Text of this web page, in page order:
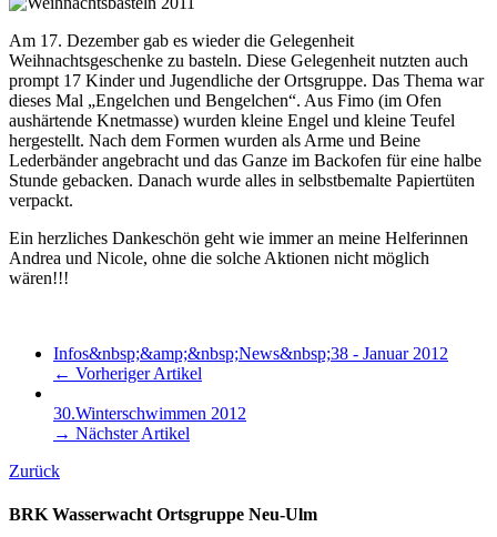
Am 17. Dezember gab es wieder die Gelegenheit
Weihnachtsgeschenke zu basteln. Diese Gelegenheit nutzten auch
prompt 17 Kinder und Jugendliche der Ortsgruppe. Das Thema war
dieses Mal „Engelchen und Bengelchen“. Aus Fimo (im Ofen
aushärtende Knetmasse) wurden kleine Engel und kleine Teufel
hergestellt. Nach dem Formen wurden als Arme und Beine
Lederbänder angebracht und das Ganze im Backofen für eine halbe
Stunde gebacken. Danach wurde alles in selbstbemalte Papiertüten
verpackt.
Ein herzliches Dankeschön geht wie immer an meine Helferinnen
Andrea und Nicole, ohne die solche Aktionen nicht möglich
wären!!!
Infos&nbsp;&amp;&nbsp;News&nbsp;38 - Januar 2012
← Vorheriger Artikel
30.Winterschwimmen 2012
→ Nächster Artikel
Zurück
BRK Wasserwacht Ortsgruppe Neu-Ulm